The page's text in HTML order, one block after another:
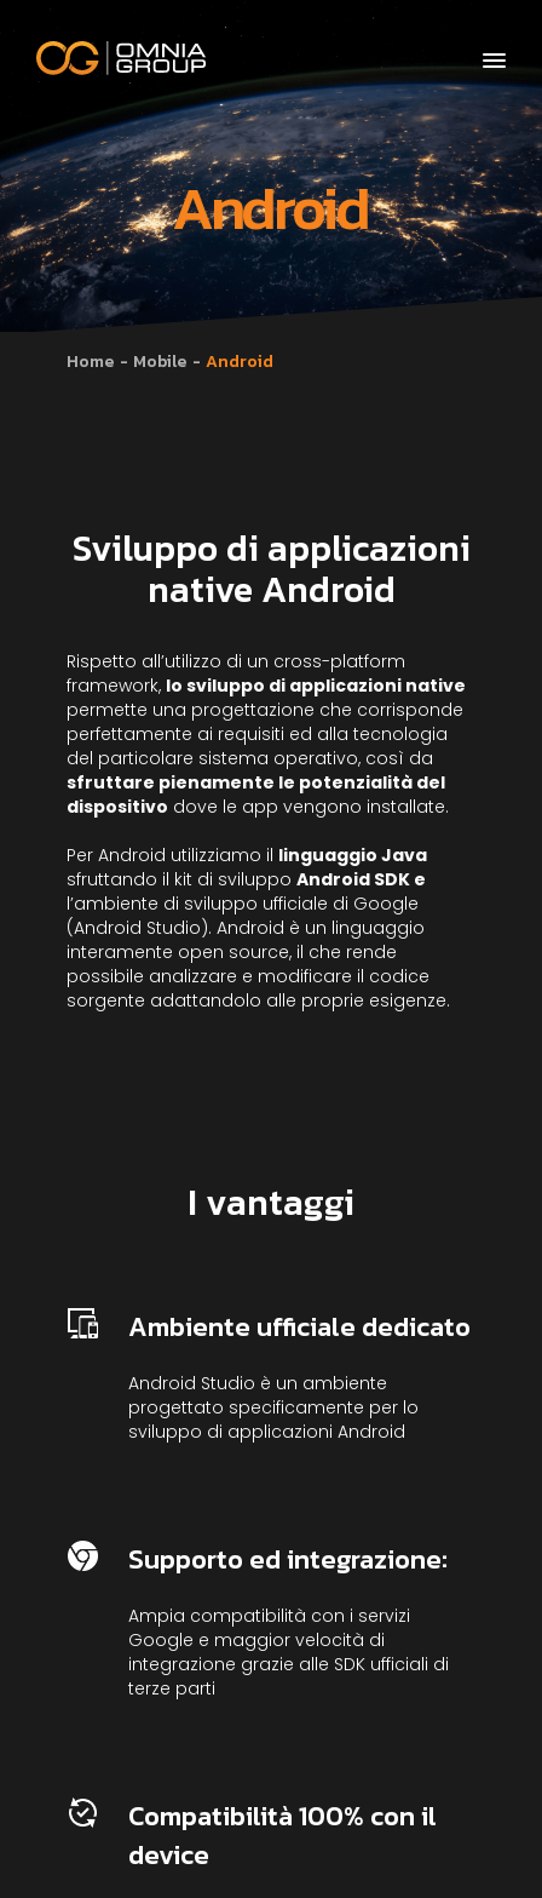
Android
Home Mobile Android
Sviluppo di applicazioni
native Android
Rispetto all’utilizzo di un cross-platform
framework, lo sviluppo di applicazioni native
permette una progettazione che corrisponde
perfettamente ai requisiti ed alla tecnologia
del particolare sistema operativo, così da
sfruttare pienamente le potenzialità del
dispositivo dove le app vengono installate.
Per Android utilizziamo il linguaggio Java
sfruttando il kit di sviluppo Android SDK e
l’ambiente di sviluppo ufficiale di Google
(Android Studio). Android è un linguaggio
interamente open source, il che rende
possibile analizzare e modificare il codice
sorgente adattandolo alle proprie esigenze.
I vantaggi
Ambiente ufficiale dedicato
Android Studio è un ambiente
progettato specificamente per lo
sviluppo di applicazioni Android
Supporto ed integrazione:
Ampia compatibilità con i servizi
Google e maggior velocità di
integrazione grazie alle SDK ufficiali di
terze parti
Compatibilità 100% con il
device